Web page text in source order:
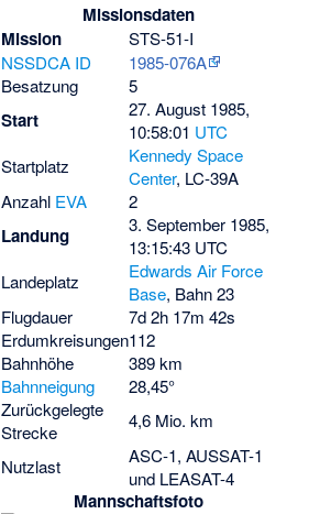
Missionsdaten
Mission
STS-51-I
NSSDCA ID
1985-076A
Besatzung
5
Start
27. August 1985,
10:58:01 UTC
Startplatz
Kennedy Space
Center, LC-39A
Anzahl EVA 2
Landung
3. September 1985,
13:15:43 UTC
Landeplatz
Edwards Air Force
Base, Bahn 23
Flugdauer
7d 2h 17m 42s
Erdumkreisungen112
Bahnhöhe
389 km
Bahnneigung
28,45°
Zurückgelegte
Strecke
4,6 Mio. km
Nutzlast
ASC-1, AUSSAT-1
und LEASAT-4
Mannschaftsfoto